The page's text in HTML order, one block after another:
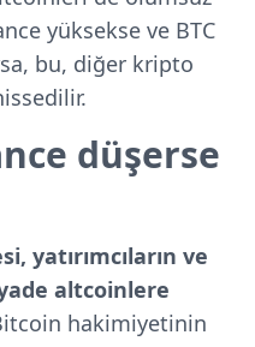
yüksekse ve BTC
bu, diğer kripto
düşerse
yatırımcıların ve
altcoinlere
hakimiyetinin